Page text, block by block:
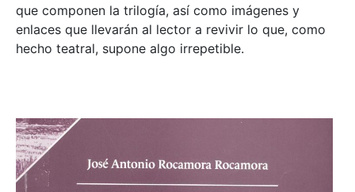
que componen la trilogía, así como imágenes y
enlaces que llevarán al lector a revivir lo que, como
hecho teatral, supone algo irrepetible.